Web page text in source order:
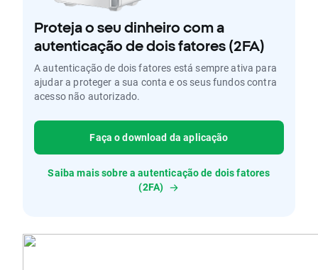
Proteja o seu dinheiro com a
autenticação de dois fatores (2FA)
A autenticação de dois fatores está sempre ativa para
ajudar a proteger a sua conta e os seus fundos contra
acesso não autorizado.
Faça o download da aplicação
Saiba mais sobre a autenticação de dois fatores
(2FA)